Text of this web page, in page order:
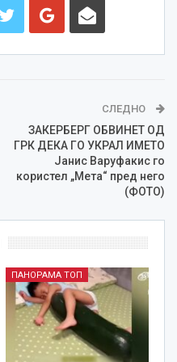
СЛЕДНО
ЗАКЕРБЕРГ ОБВИНЕТ ОД
ГРК ДЕКА ГО УКРАЛ ИМЕТО
Јанис Варуфакис го
користел „Мета“ пред него
(ФОТО)
ПАНОРАМА ТОП